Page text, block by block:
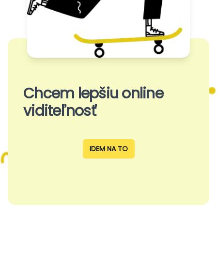
Chcem lepšiu online
viditeľnosť
IDEM NA TO